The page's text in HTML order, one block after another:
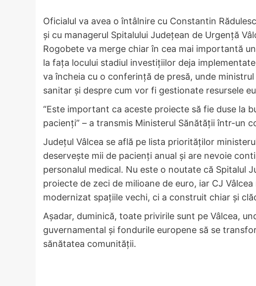
Oficialul va avea o întâlnire cu Constantin
și cu managerul Spitalului Județean de Urgență
Rogobete va merge chiar în cea mai importantă
la fața locului stadiul investițiilor deja
va încheia cu o conferință de presă, unde
sanitar și despre cum vor fi gestionate resursele
“Este important ca aceste proiecte să fie duse la
pacienți” – a transmis Ministerul Sănătății într-un
Județul Vâlcea se află pe lista priorităților
deservește mii de pacienți anual și are nevoie
personalul medical. Nu este o noutate că Spitalul
proiecte de zeci de milioane de euro, iar CJ
modernizat spațiile vechi, ci a construit chiar și
Așadar, duminică, toate privirile sunt pe Vâlcea,
guvernamental și fondurile europene să se
sănătatea comunității.